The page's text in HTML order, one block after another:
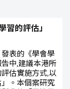
習的評估」
表的《學會學
中,建議本港所
估實施方式,以
。本個案研究